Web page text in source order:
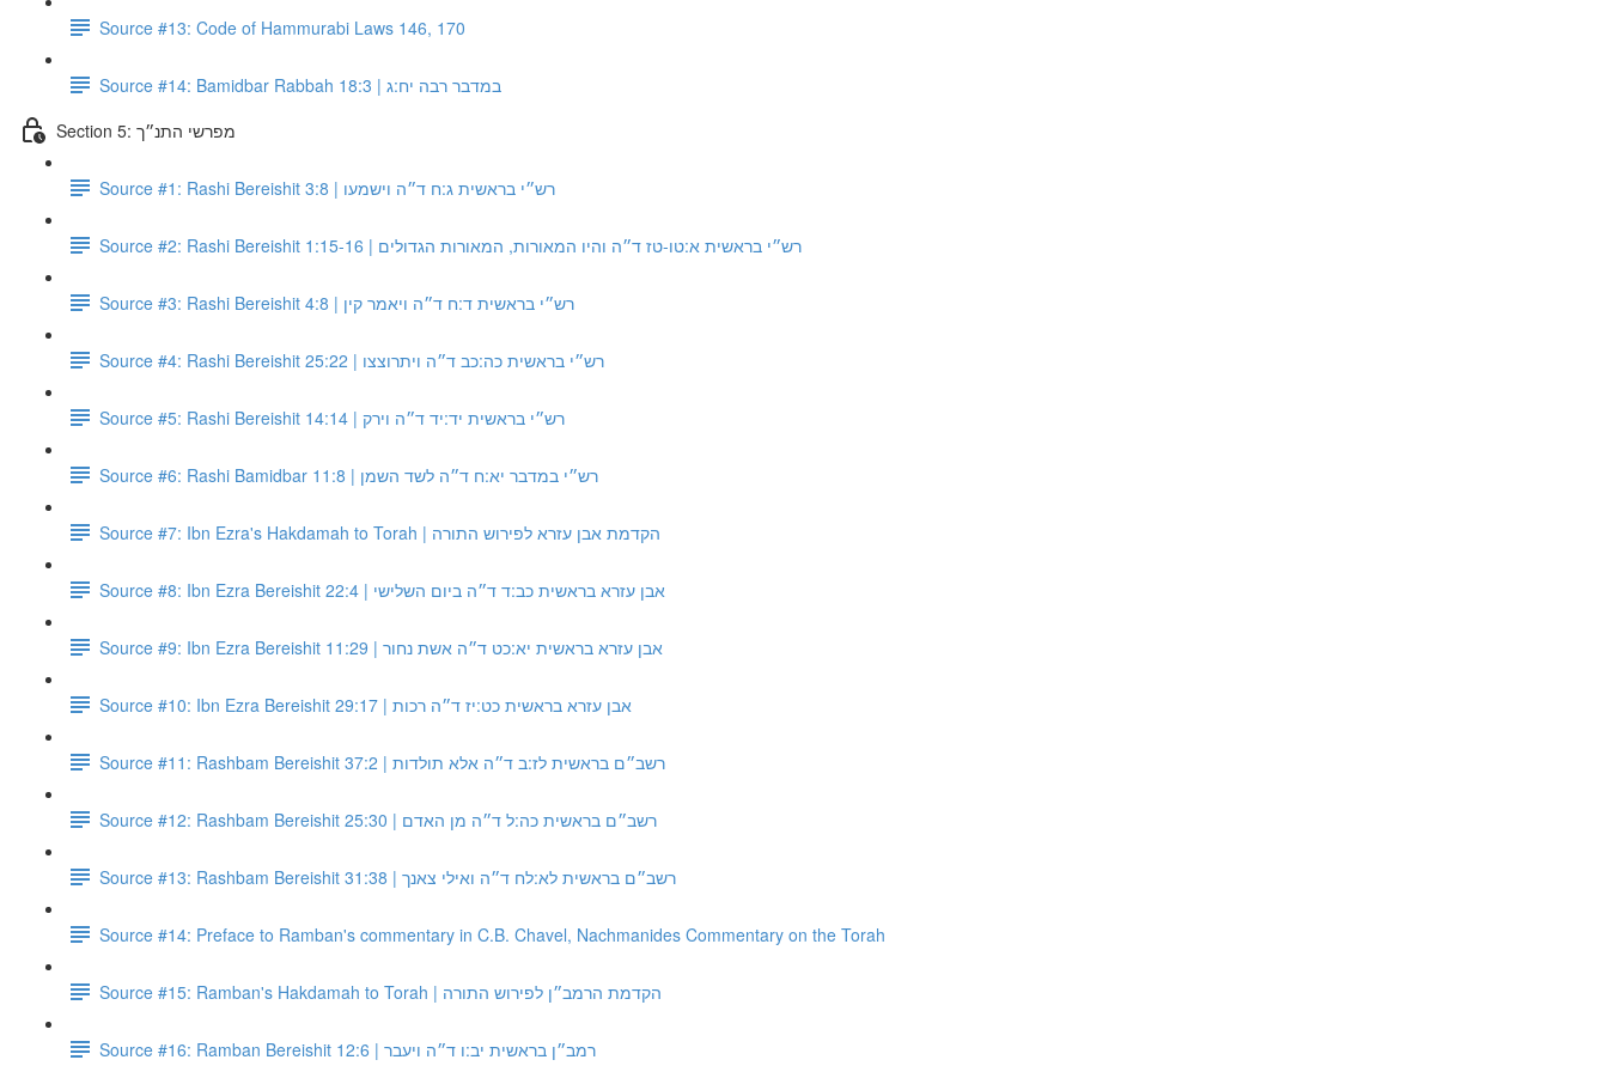
Source #13: Code of Hammurabi Laws 146, 170
Source #14: Bamidbar Rabbah 18:3 | במדבר רבה יח:ג
Section 5: מפרשי התנ״ך
Source #1: Rashi Bereishit 3:8 | רש״י בראשית ג:ח ד״ה וישמעו
Source #2: Rashi Bereishit 1:15-16 | רש״י בראשית א:טו-טז ד״ה והיו המאורות, המאורות הגדולים
Source #3: Rashi Bereishit 4:8 | רש״י בראשית ד:ח ד״ה ויאמר קין
Source #4: Rashi Bereishit 25:22 | רש״י בראשית כה:כב ד״ה ויתרוצצו
Source #5: Rashi Bereishit 14:14 | רש״י בראשית יד:יד ד״ה וירק
Source #6: Rashi Bamidbar 11:8 | רש״י במדבר יא:ח ד״ה לשד השמן
Source #7: Ibn Ezra's Hakdamah to Torah | הקדמת אבן עזרא לפירוש התורה
Source #8: Ibn Ezra Bereishit 22:4 | אבן עזרא בראשית כב:ד ד״ה ביום השלישי
Source #9: Ibn Ezra Bereishit 11:29 | אבן עזרא בראשית יא:כט ד״ה אשת נחור
Source #10: Ibn Ezra Bereishit 29:17 | אבן עזרא בראשית כט:יז ד״ה רכות
Source #11: Rashbam Bereishit 37:2 | רשב״ם בראשית לז:ב ד״ה אלא תולדות
Source #12: Rashbam Bereishit 25:30 | רשב״ם בראשית כה:ל ד״ה מן האדם
Source #13: Rashbam Bereishit 31:38 | רשב״ם בראשית לא:לח ד״ה ואילי צאנך
Source #14: Preface to Ramban's commentary in C.B. Chavel, Nachmanides Commentary on the Torah
Source #15: Ramban's Hakdamah to Torah | הקדמת הרמב״ן לפירוש התורה
Source #16: Ramban Bereishit 12:6 | רמב״ן בראשית יב:ו ד״ה ויעבר